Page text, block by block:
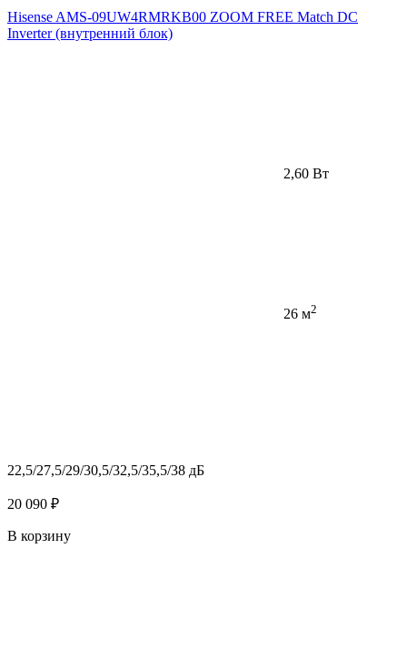
Hisense AMS-09UW4RMRKB00 ZOOM FREE Match DC
Inverter (внутренний блок)
2,60 Вт
26 м2
22,5/27,5/29/30,5/32,5/35,5/38 дБ
20 090 ₽
В корзину